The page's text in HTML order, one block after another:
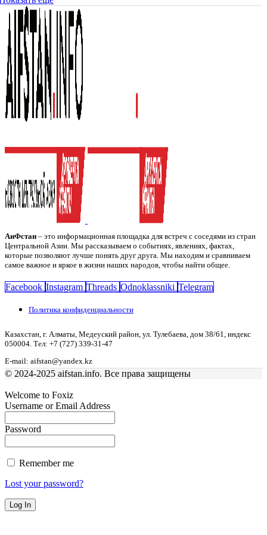
АиФстан – это информационная площадка для встреч с соседями из стран
Центральной Азии. Мы рассказываем о событиях, явлениях, фактах,
которые позволяют лучше понять друг друга. Мы находим и сравниваем
самое важное и яркое в жизни наших народов, чтобы найти общее.
Facebook Instagram Threads Odnoklassniki Telegram
Политика конфиденциальности
Казахстан, г. Алматы, Медеуский район, ул. Тулебаева, дом 38/61, индекс
050004. Тел: +7 (727) 339-31-47
E-mail: aifstan@yandex.kz
© 2024-2025 aifstan.info. Все права защищены
Welcome to Foxiz
Username or Email Address
Password
Remember me
Lost your password?